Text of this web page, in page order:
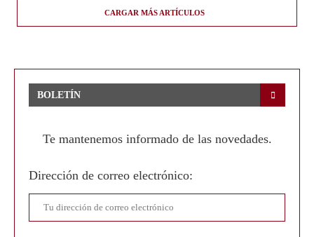
CARGAR MÁS ARTÍCULOS
BOLETÍN
Te mantenemos informado de las novedades.
Dirección de correo electrónico: